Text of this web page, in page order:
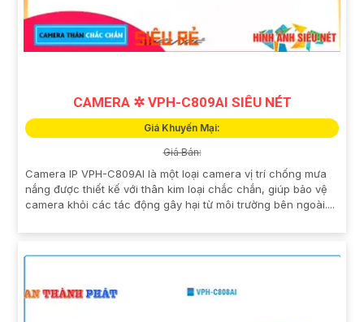
CAMERA ✲ VPH-C809AI SIÊU NÉT
Giá Khuyến Mại:
Giá Bán:
Camera IP VPH-C809AI là một loại camera vị trí chống mưa
nắng được thiết kế với thân kim loại chắc chắn, giúp bảo vệ
camera khỏi các tác động gây hại từ môi trường bên ngoài....